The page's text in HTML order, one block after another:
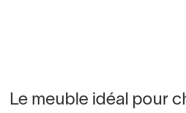
Le meuble idéal pour